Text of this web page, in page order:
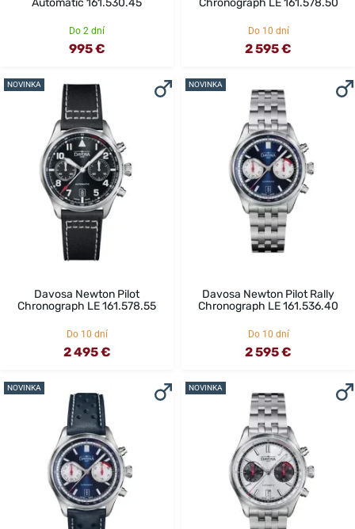
Do 2 dní
995 €
Do 10 dní
2 595 €
NOVINKA
Davosa Newton Pilot
Chronograph LE 161.578.55
Do 10 dní
2 495 €
NOVINKA
Davosa Newton Pilot Rally
Chronograph LE 161.536.40
Do 10 dní
2 595 €
NOVINKA NOVINKA